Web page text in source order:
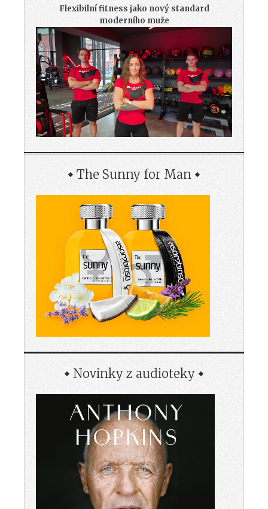
Flexibilní fitness jako nový standard
moderního muže
The Sunny for Man
Novinky z audioteky